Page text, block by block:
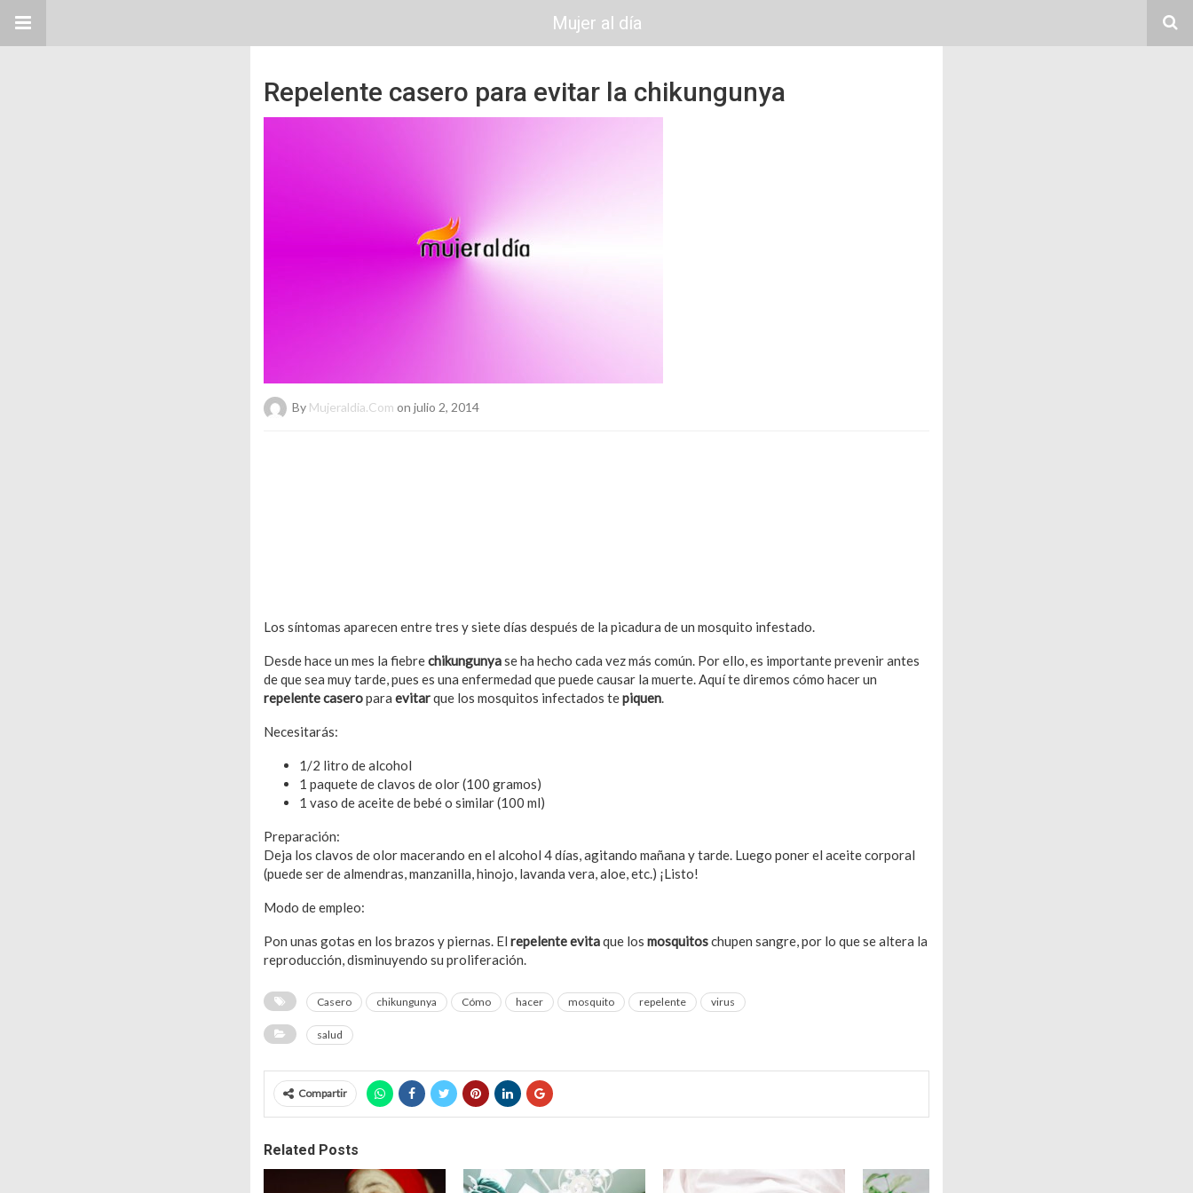
Mujer al día
Repelente casero para evitar la chikungunya
By Mujeraldia.com on julio 2, 2014
Los síntomas aparecen entre tres y siete días después de la picadura de un mosquito infestado.
Desde hace un mes la fiebrechikungunyase ha hecho cada vez más común. Por ello, es importante prevenir antes
de que sea muy tarde, pues es una enfermedad que puede causar la muerte. Aquí te diremos cómo hacer un
repelente caseropara evitarque los mosquitos infectados tepiquen.
Necesitarás:
1/2 litro de alcohol
1 paquete de clavos de olor (100 gramos)
1 vaso de aceite de bebé o similar (100 ml)
Preparación:
Deja los clavos de olor macerando en el alcohol 4 días, agitando mañana y tarde. Luego poner el aceite corporal
(puede ser de almendras, manzanilla, hinojo, lavanda vera, aloe, etc.) ¡Listo!
Modo de empleo:
Pon unas gotas en los brazos y piernas. El repelente evitaque los mosquitoschupen sangre, por lo que se altera la
reproducción, disminuyendo su proliferación.
Casero chikungunya Cómo hacer mosquito repelente virus
salud
Compartir
Related Posts